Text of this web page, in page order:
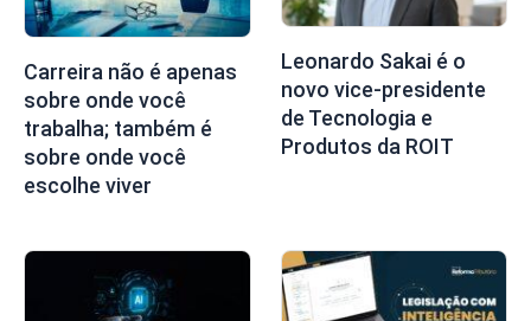
Carreira não é apenas
sobre onde você
trabalha; também é
sobre onde você
escolhe viver
Leonardo Sakai é o
novo vice-presidente
de Tecnologia e
Produtos da ROIT